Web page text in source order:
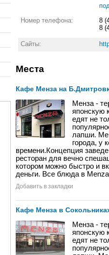
о
—
В
Номер телефона:
8
8
Сайты:
Места
Кафе Менза на
Менза -
японскую
едят не
лапши.
города, у
времени.Концепция
ресторан для вечно
котором можно быстро и
деньги. Все блюда в
Добавить в закладки
Кафе Менза в
Менза -
японскую
едят не